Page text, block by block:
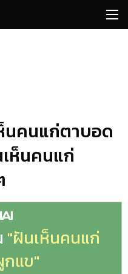
นคนแก่ตาบอด
ห็นคนแก่
"ฝันเห็นคนแก่
แข"